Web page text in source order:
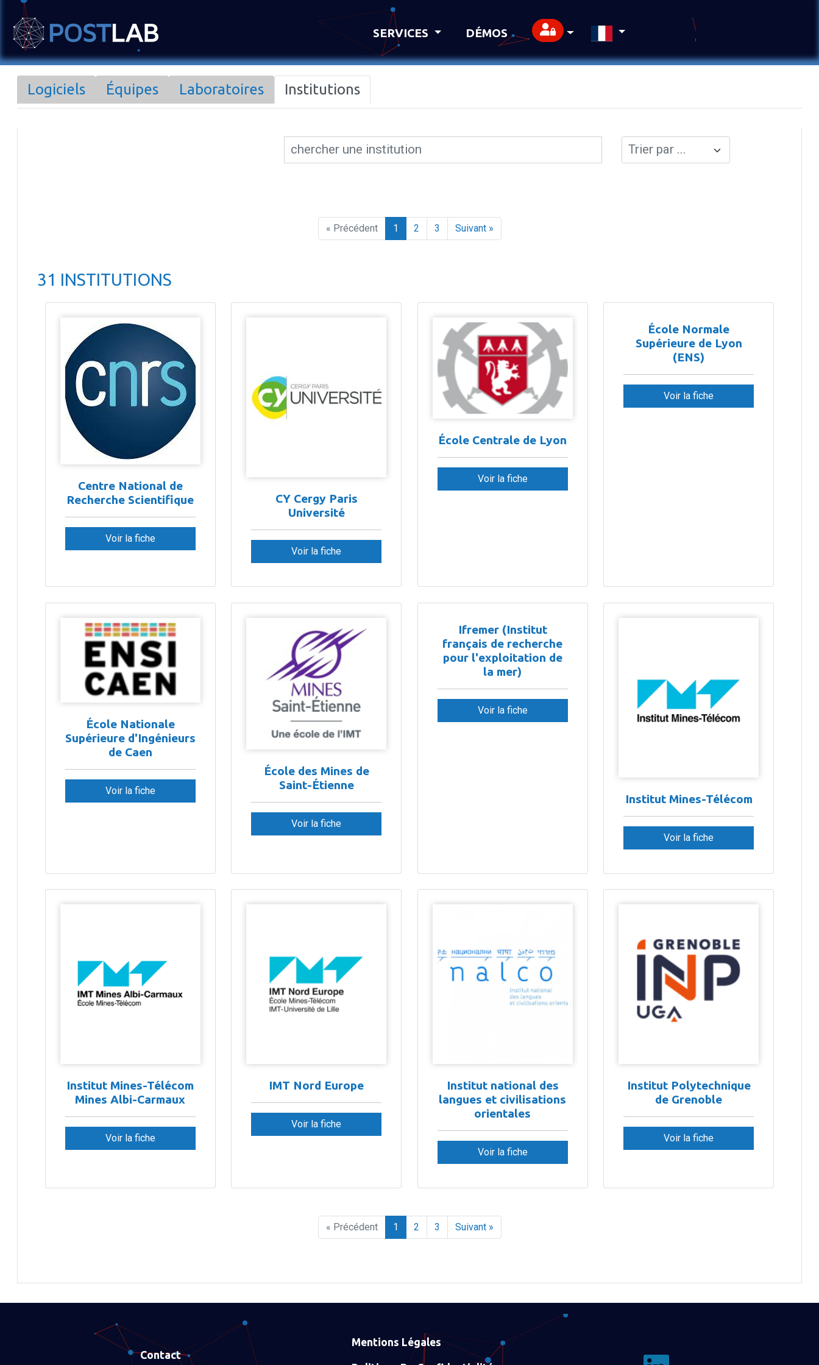
SERVICES DÉMOS
Logiciels Équipes Laboratoires Institutions
« Précédent 1 2 3 Suivant »
31 INSTITUTIONS
Centre National de
Recherche Scientifique
Voir la fiche
CY Cergy Paris
Université
Voir la fiche
École Centrale de Lyon
Voir la fiche
École Normale
Supérieure de Lyon
(ENS)
Voir la fiche
École Nationale
Supérieure d'Ingénieurs
de Caen
Voir la fiche
École des Mines de
Saint-Étienne
Voir la fiche
Ifremer (Institut
français de recherche
pour l'exploitation de
la mer)
Voir la fiche
Institut Mines-Télécom
Voir la fiche
Institut Mines-Télécom
Mines Albi-Carmaux
Voir la fiche
IMT Nord Europe
Voir la fiche
Institut national des
langues et civilisations
orientales
Voir la fiche
Institut Polytechnique
de Grenoble
Voir la fiche
« Précédent 1 2 3 Suivant »
Contact
Mentions Légales